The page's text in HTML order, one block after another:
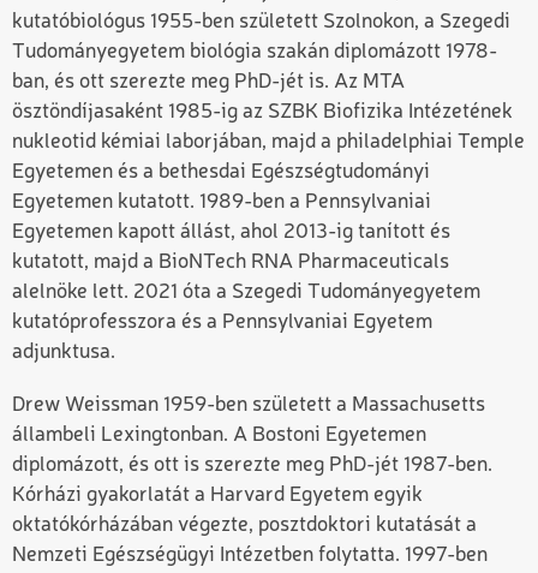
kutatóbiológus 1955-ben született Szolnokon, a Szegedi
Tudományegyetem biológia szakán diplomázott 1978-
ban, és ott szerezte meg PhD-jét is. Az MTA
ösztöndíjasaként 1985-ig az SZBK Biofizika Intézetének
nukleotid kémiai laborjában, majd a philadelphiai Temple
Egyetemen és a bethesdai Egészségtudományi
Egyetemen kutatott. 1989-ben a Pennsylvaniai
Egyetemen kapott állást, ahol 2013-ig tanított és
kutatott, majd a BioNTech RNA Pharmaceuticals
alelnöke lett. 2021 óta a Szegedi Tudományegyetem
kutatóprofesszora és a Pennsylvaniai Egyetem
adjunktusa.
Drew Weissman 1959-ben született a Massachusetts
állambeli Lexingtonban. A Bostoni Egyetemen
diplomázott, és ott is szerezte meg PhD-jét 1987-ben.
Kórházi gyakorlatát a Harvard Egyetem egyik
oktatókórházában végezte, posztdoktori kutatását a
Nemzeti Egészségügyi Intézetben folytatta. 1997-ben